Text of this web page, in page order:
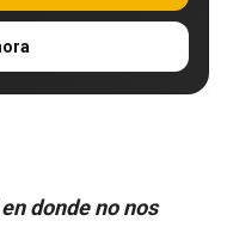
donde no nos